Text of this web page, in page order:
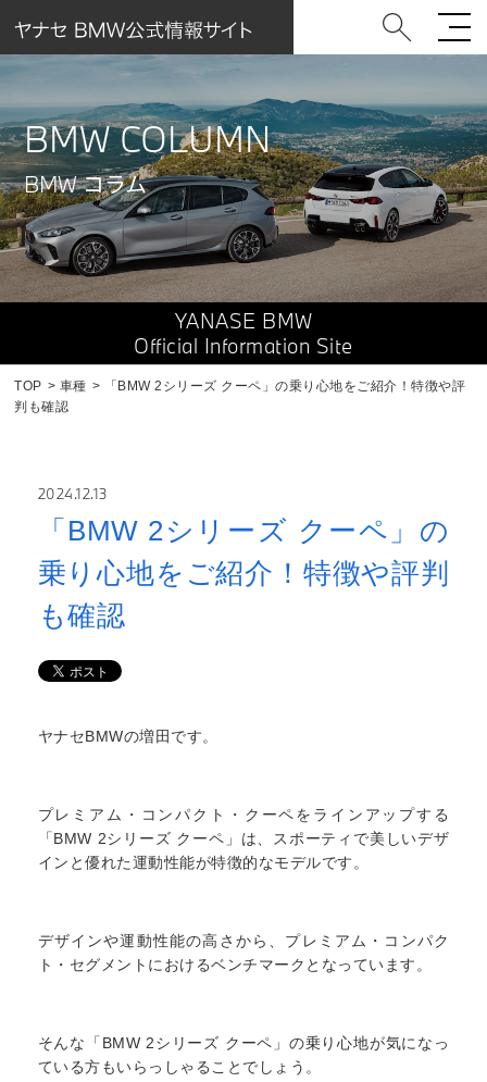
BMW COLUMN
BMW コラム
YANASE BMW
Official Information Site
TOP 車種
「BMW 2シリーズ クーペ」の乗り心地をご紹介！特徴や評
判も確認
2024.12.13
「BMW 2シリーズ クーペ」の
乗り心地をご紹介！特徴や評判
も確認
ヤナセBMWの増田です。
プレミアム・コンパクト・クーペをラインアップする
「BMW 2シリーズ クーペ」は、スポーティで美しいデザ
インと優れた運動性能が特徴的なモデルです。
デザインや運動性能の高さから、プレミアム・コンパク
ト・セグメントにおけるベンチマークとなっています。
そんな「BMW 2シリーズ クーペ」の乗り心地が気になっ
ている方もいらっしゃることでしょう。